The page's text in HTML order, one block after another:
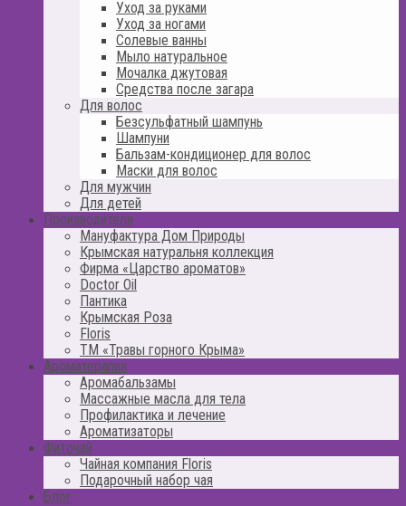
Уход за руками
Уход за ногами
Солевые ванны
Мыло натуральное
Мочалка джутовая
Средства после загара
Для волос
Безсульфатный шампунь
Шампуни
Бальзам-кондиционер для волос
Маски для волос
Для мужчин
Для детей
Производители
Мануфактура Дом Природы
Крымская натуральня коллекция
Фирма «Царство ароматов»
Doctor Oil
Пантика
Крымская Роза
Floris
ТМ «Травы горного Крыма»
Ароматерапия
Аромабальзамы
Массажные масла для тела
Профилактика и лечение
Ароматизаторы
Фиточай
Чайная компания Floris
Подарочный набор чая
Блог